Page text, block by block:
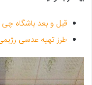
قبل و بعد باشگاه
طرز تهیه عدسی